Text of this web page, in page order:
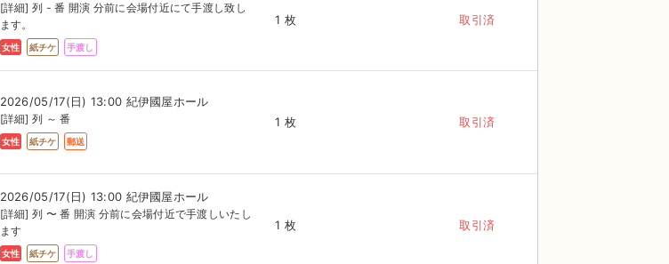
[詳細] 列 - 番 開演 分前に会場付近にて手渡し致し
ます。
女性 紙チケ 手渡し
1 枚 取引済
2026/05/17(日) 13:00 紀伊國屋ホール
[詳細] 列 ～ 番
女性 紙チケ 郵送
1 枚 取引済
2026/05/17(日) 13:00 紀伊國屋ホール
[詳細] 列 〜 番 開演 分前に会場付近で手渡しいたし
ます
女性 紙チケ 手渡し
1 枚 取引済